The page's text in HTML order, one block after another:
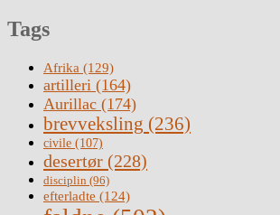
Tags
Afrika (129)
artilleri (164)
Aurillac (174)
brevveksling (236)
civile (107)
desertør (228)
disciplin (96)
efterladte (124)